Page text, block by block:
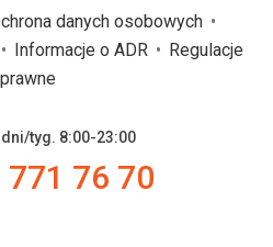
danych osobowych
Informacje o ADR
Regulacje
prawne
tyg. 8:00-23:00
771 76 70